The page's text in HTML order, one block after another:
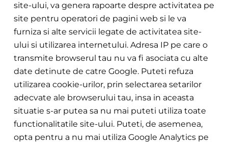
site-ului, va genera rapoarte despre activitatea pe
site pentru operatori de pagini web si le va
furniza si alte servicii legate de activitatea site-
ului si utilizarea internetului. Adresa IP pe care o
transmite browserul tau nu va fi asociata cu alte
date detinute de catre Google. Puteti refuza
utilizarea cookie-urilor, prin selectarea setarilor
adecvate ale browserului tau, insa in aceasta
situatie s-ar putea sa nu mai puteti utiliza toate
functionalitatile site-ului. Puteti, de asemenea,
opta pentru a nu mai utiliza Google Analytics pe